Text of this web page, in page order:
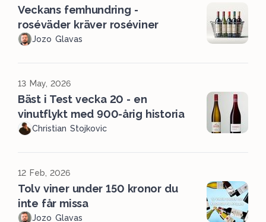
Veckans femhundring -
roséväder kräver roséviner
Jozo Glavas
13 May, 2026
Bäst i Test vecka 20 - en
vinutflykt med 900-årig historia
Christian Stojkovic
12 Feb, 2026
Tolv viner under 150 kronor du
inte får missa
Jozo Glavas